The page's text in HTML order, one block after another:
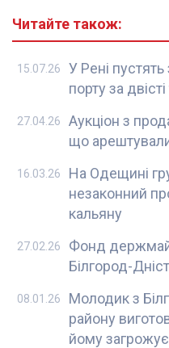
Читайте також:
У Рені
порту за
15.07.26
Аукціон з
що арештували
27.04.26
На Одещині
незаконний
кальяну
16.03.26
Фонд
Білгород-
27.02.26
Молодик з
району
йому загрожує
08.01.26